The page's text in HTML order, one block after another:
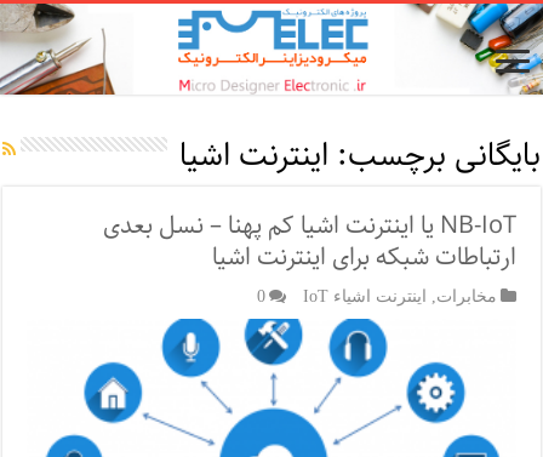
بایگانی برچسب: اینترنت اشیا
NB-IoT یا اینترنت اشیا کم پهنا – نسل بعدی
ارتباطات شبکه برای اینترنت اشیا
مخابرات اینترنت اشیاء IoT 0